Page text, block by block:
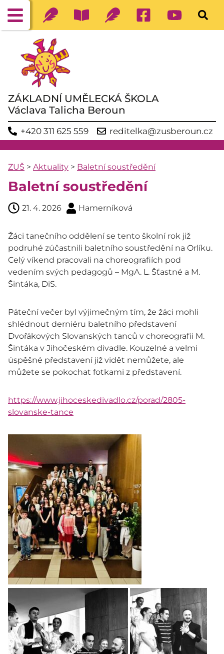
ZÁKLADNÍ UMĚLECKÁ ŠKOLA
Václava Talicha Beroun
+420 311 625 559 reditelka@zusberoun.cz
ZUŠ > Aktuality > Baletní soustředění
Baletní soustředění
21. 4. 2026 Hamerníková
Žáci tanečního oddělení se tento školní rok již
podruhé zúčastnili baletního soustředění na Orlíku.
Celý víkend pracovali na choreografiích pod
vedením svých pedagogů – MgA. L. Šťastné a M.
Šintáka, DiS.
Páteční večer byl výjimečným tím, že žáci mohli
shlédnout derniéru baletního představení
Dvořákových Slovanských tanců v choreografii M.
Šintáka v Jihočeském divadle. Kouzelné a velmi
úspěšné představení již vidět nemůžete, ale
můžete se pokochat fotkami z představení.
https://www.jihoceskedivadlo.cz/porad/2805-
slovanske-tance